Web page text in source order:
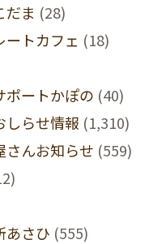
だま (28)
ートカフェ (18)
ポートかぽの (40)
しらせ情報 (1,310)
さんお知らせ (559)
あさひ (555)